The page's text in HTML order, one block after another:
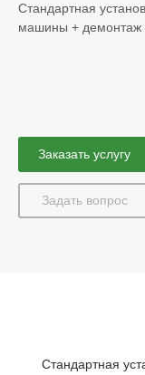
Стандартная
машины + демонтаж
Заказать услугу
Задать вопрос
Стандартная